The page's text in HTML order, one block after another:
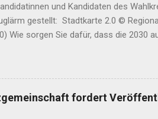
und Kandidaten des
gestellt: Stadtkarte 2.0 ©
Wie sorgen Sie dafür, dass die 2030
enden? In maximal drei Sätzen:
eingegangen. Die hier abgebildete
Stadt Köln entnommen. Direkt zu den
Partei | Freie Wähler | Internationale
fordert